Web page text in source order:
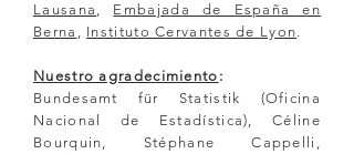
Lausana , Embajada de España en
Berna , Instituto Cervantes de Lyon.
Nuestro agradecimiento :
Bundesamt für Statistik (Oficina
Nacional de Estadística), Céline
Bourquin, Stéphane Cappelli,